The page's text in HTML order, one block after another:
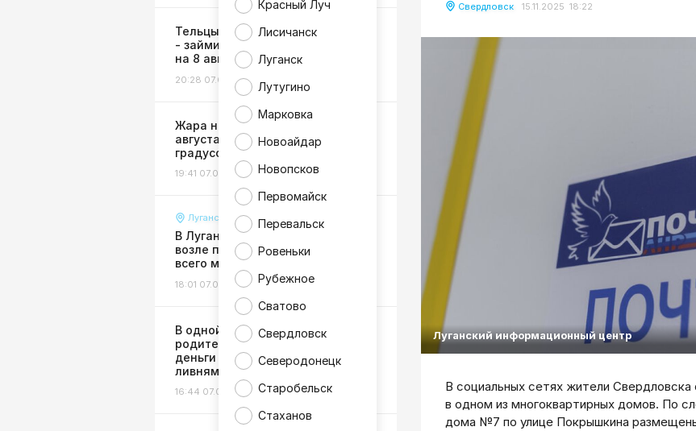
Красный Луч
Лисичанск
Луганск
Лутугино
Марковка
Новоайдар
Новопсков
Первомайск
Перевальск
Ровеньки
Рубежное
Сватово
Свердловск
Северодонецк
Старобельск
Стаханов
Тельцы - ждите деньги, Козероги
- займитесь здоровьем: гороскоп
на 8 августа
20:28 07.08.26
Жара не отступает: в ЛНР 8
августа ожидается до +38
градусов
19:41 07.08.26 Погода
Луганск
В Луганске разгромили клумбы
возле парка 1 Мая, высаженные
всего месяц назад
18:01 07.08.26 Происшествия
В одной из школ ЛНР скандал:
родителей заставили сдавать
деньги на ремонт затопленного
ливнями класса
16:44 07.08.26 Жизнь
Свердловск 15.11.2025 18:22
Луганский информационный центр
В социальных сетях жители
в одном из многоквартирных домов. По
дома №7 по улице Покрышкина